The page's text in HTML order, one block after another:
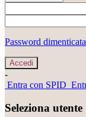
Password
-
Entra con SPID
Seleziona utente